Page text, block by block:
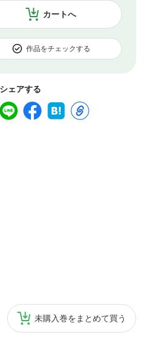
カートへ
作品をチェックする
ェアする
未購入巻をまとめて買う